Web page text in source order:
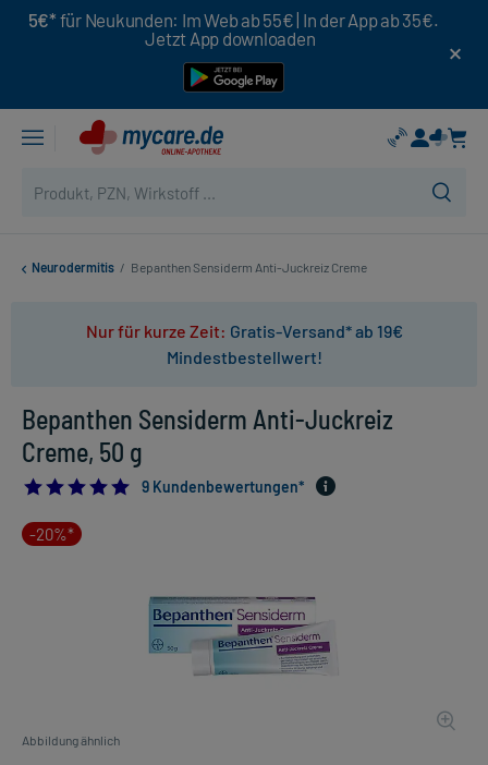
5€* für Neukunden: Im Web ab 55€ | In der App ab 35€.
Jetzt App downloaden
Neurodermitis / Bepanthen Sensiderm Anti-Juckreiz Creme
Nur für kurze Zeit: Gratis-Versand* ab 19€
Mindestbestellwert!
Bepanthen Sensiderm Anti-Juckreiz
Creme, 50 g
5.0
9 Kundenbewertungen*
-20%*
Abbildung ähnlich